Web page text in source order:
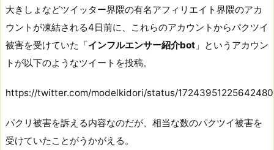
大きしょなどツイッター界隈の有名アフィリエイト界隈のアカ
ウントが凍結される4日前に、これらのアカウントからパクツイ
被害を受けていた「インフルエンサー紹介bot 」というアカウン
トが以下のようなツイートを投稿。
https://twitter.com/modelkidori/status/
パクリ被害を訴える内容なのだが、相当な数のパクツイ被害を
受けていたことがうかがえる。